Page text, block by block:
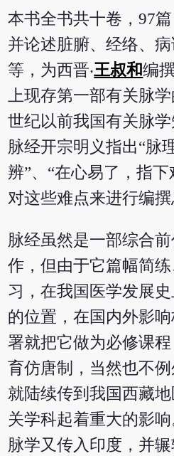
本书全书共十卷，97篇
并论述脏腑、经络、
等，为西晋‧王叔和编
上现存第一部有关脉
世纪以前我国有关脉学
脉经开宗明义指出“脉
辨”、“在心易了，指
对这些难点来进行编撰
脉经虽然是一部综合
作，但由于它篇幅简
习，在我国医学发展
的位置，在国内外影
署就把它做为必修课
育仿唐制，当然也不例
就陆续传到我国西藏
关学科起着重大的影
脉学又传入印度，并